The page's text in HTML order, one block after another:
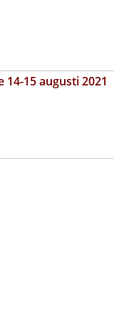
15 augusti 2021